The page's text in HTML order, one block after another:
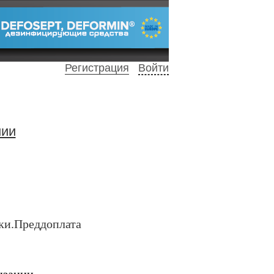
Войти
Регистрация